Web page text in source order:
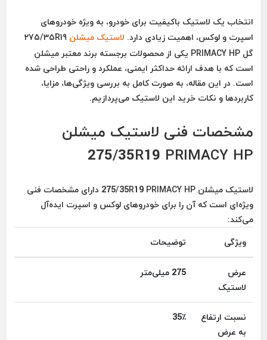
انتخاب یک لاستیک باکیفیت برای خودرو، به ویژه خودروهای
اسپرت و لوکس، اهمیت زیادی دارد. لاستیک میشلن 275/35R19
گل PRIMACY HP
یکی از محصولات برجسته برند معتبر میشلن
است که با هدف ارائه حداکثر ایمنی، عملکرد و راحتی طراحی شده
است. در این مقاله، به صورت کامل به بررسی ویژگی‌ها، مزایا،
کاربردها و نکات خرید این لاستیک می‌پردازیم.
مشخصات فنی لاستیک میشلن
275/35R19 PRIMACY HP
لاستیک میشلن 275/35R19 PRIMACY HP دارای مشخصات فنی
ویژه‌ای است که آن را برای خودروهای لوکس و اسپرت ایده‌آل
می‌کند:
ویژگی
توضیحات
عرض
لاستیک
275 میلی‌متر
نسبت ارتفاع
به عرض
35٪